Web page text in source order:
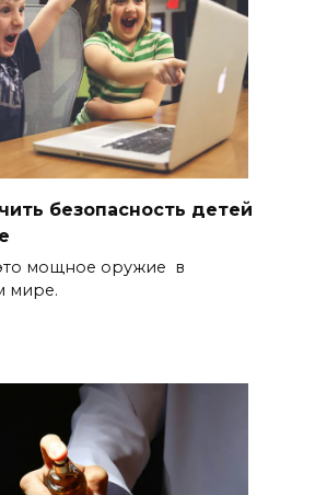
безопасность детей
мощное оружие в
мире.